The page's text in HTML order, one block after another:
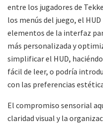
entre los jugadores de
los menús del juego, el
elementos de la interfaz
más personalizada y
simplificar el HUD,
fácil de leer, o podría
con las preferencias
El compromiso sensorial
claridad visual y la